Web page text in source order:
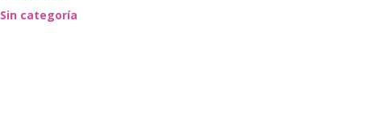
Sin categoría